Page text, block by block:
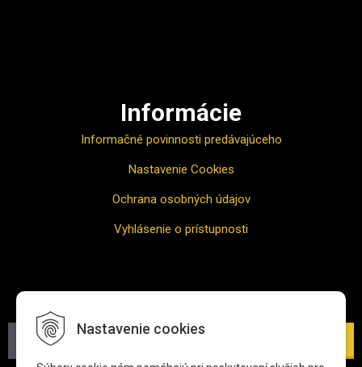
Nastavenie cookies
Informácie
Informačné povinnosti predávajúceho
Nastavenie Cookies
Ochrana osobných údajov
Vyhlásenie o prístupnosti